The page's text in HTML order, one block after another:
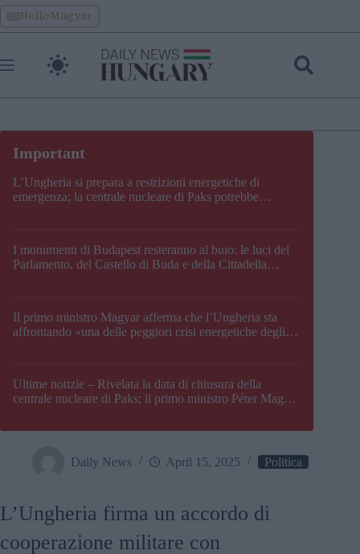
Skip
to
content
HelloMagyar
L’Ungheria si prepara a restrizioni energetiche di
emergenza; la centrale nucleare di Paks potrebbe
I monumenti di Budapest resteranno al buio: le luci del
Parlamento, del Castello di Buda e della Cittadella
Il primo ministro Magyar afferma che l’Ungheria sta
affrontando «una delle peggiori crisi energetiche degli
Ultime notizie – Rivelata la data di chiusura della
centrale nucleare di Paks; il primo ministro Péter Magyar
Daily News April 15, 2025 Politica
L’Ungheria firma un accordo di
cooperazione militare con